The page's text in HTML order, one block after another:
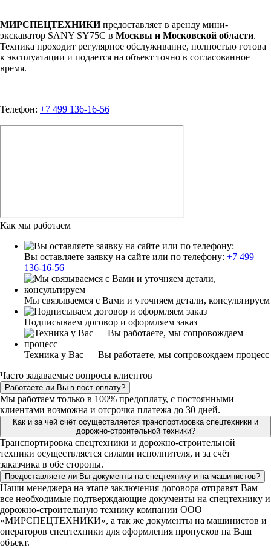
МИРСПЕЦТЕХНИКИпредоставляет в аренду мини-
экскаватор SANY SY75C в Москвы и Московской области.
Техника проходит регулярное обслуживание, полностью готова
к эксплуатации и подается на объект точно в согласованное
время.
Телефон: +7 499 136-16-56
Как мы работаем
Вы оставляете заявку на сайте или по телефону: +7 499
136-16-56
Мы связываемся с Вами и уточняем детали, консультируем
Подписываем договор и оформляем заказ
Техника у Вас — Вы работаете, мы сопровождаем процесс
Часто задаваемые вопросы клиентов
Работаете ли Вы в пост-оплату?
Мы работаем только в 100% предоплату, с постоянными
клиентами возможна и отсрочка платежа до 30 дней.
Как и за чей счёт осуществляется транспортировка спецтехники и
дорожно-строительной техники?
Транспортировка спецтехники и дорожно-строительной
техники осуществляется силами исполнителя, и за счёт
заказчика в обе стороны.
Предоставляете ли Вы документы на спецтехнику и на машинистов?
Наши менеджера на этапе заключения договора отправят Вам
все необходимые подтверждающие документы на спецтехнику и
дорожно-строительную технику компании ООО
«МИРСПЕЦТЕХНИКИ», а так же документы на машинистов и
операторов спецтехники для оформления пропусков на Ваш
объект.